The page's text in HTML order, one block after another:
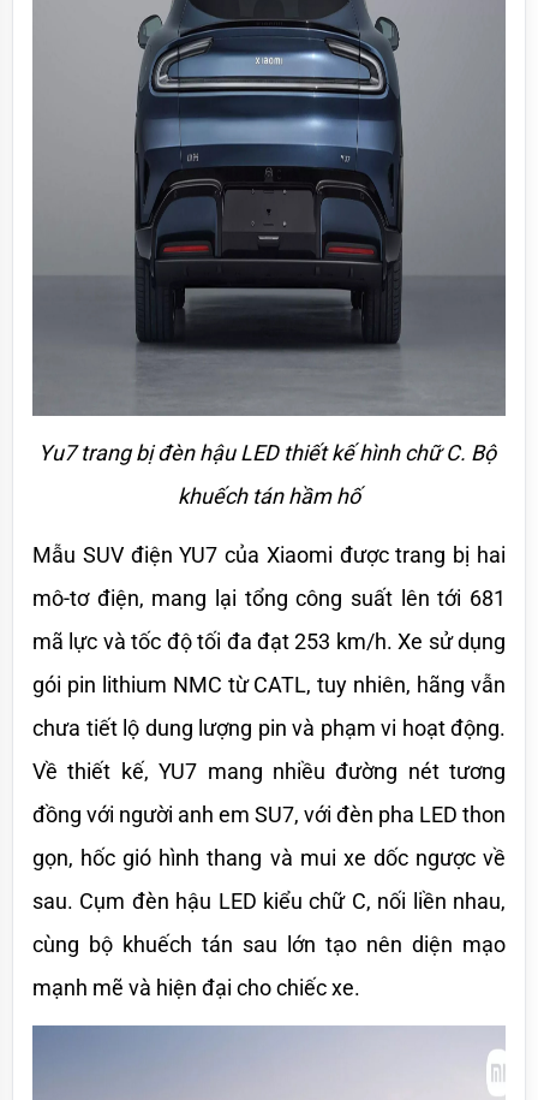
Yu7 trang bị đèn hậu LED thiết kế hình chữ C. Bộ
khuếch tán hầm hố
Mẫu SUV điện YU7 của Xiaomi được trang bị hai
mô-tơ điện, mang lại tổng công suất lên tới 681
mã lực và tốc độ tối đa đạt 253 km/h. Xe sử dụng
gói pin lithium NMC từ CATL, tuy nhiên, hãng vẫn
chưa tiết lộ dung lượng pin và phạm vi hoạt động.
Về thiết kế, YU7 mang nhiều đường nét tương
đồng với người anh em SU7, với đèn pha LED thon
gọn, hốc gió hình thang và mui xe dốc ngược về
sau. Cụm đèn hậu LED kiểu chữ C, nối liền nhau,
cùng bộ khuếch tán sau lớn tạo nên diện mạo
mạnh mẽ và hiện đại cho chiếc xe.